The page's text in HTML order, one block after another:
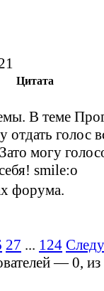
Цитата
В теме
отдать голос
могу
smile:o
форума.
27 ... 124
—0,